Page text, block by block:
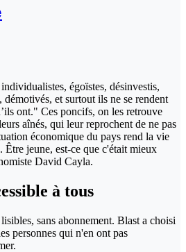
égoïstes, désinvestis,
démotivés, et surtout ils ne se rendent
ont." Ces poncifs, on les retrouve
aînés, qui leur reprochent de ne pas
économique du pays rend la vie
jeune, est-ce que c'était mieux
David Cayla.
à tous
sans abonnement. Blast a choisi
personnes qui n'en ont pas